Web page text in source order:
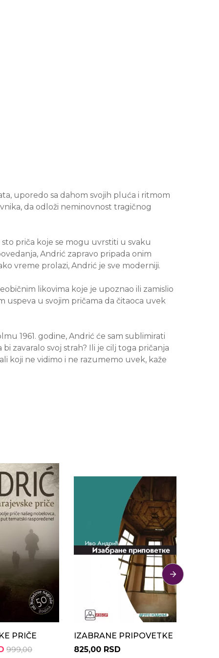
uporedo sa dahom svojih pluća i ritmom
da odloži neminovnost tragičnog
sto priča koje se mogu uvrstiti u svaku
Andrić zapravo pripada onim
vreme prolazi, Andrić je sve moderniji.
likovima koje je upoznao ili zamislio
uspeva u svojim pričama da čitaoca uvek
1961. godine, Andrić će sam sublimirati
zavaralo svoj strah? Ili je cilj toga pričanja
koji ne vidimo i ne razumemo uvek, kaže
PRIČE
999,00
IZABRANE PRIPOVETKE
825,00 RSD